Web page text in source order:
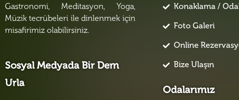
Gastronomi, Meditasyon, Yoga,
Müzik tecrübeleri ile dinlenmek için
misafirimiz olabilirsiniz.
Sosyal Medyada Bir Dem
Urla
Konaklama /
Foto Galeri
Online
Bize Ulaşın
Odalarımız